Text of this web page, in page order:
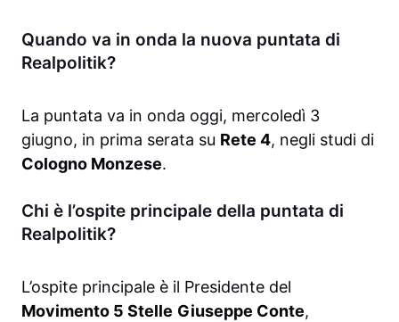
Quando va in onda la nuova puntata di
Realpolitik?
La puntata va in onda oggi, mercoledì 3
giugno, in prima serata su Rete 4, negli studi di
Cologno Monzese.
Chi è l’ospite principale della puntata di
Realpolitik?
L’ospite principale è il Presidente del
Movimento 5 Stelle Giuseppe Conte,